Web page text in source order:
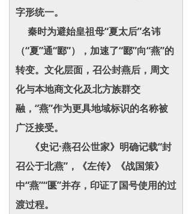
字形统一。
秦时为避始皇祖母“夏太后”名讳
（“夏”通“郾”），加速了“郾”向“燕”的
转变。文化层面，召公封燕后，周文
化与本地商文化及北方族群交
融，“燕”作为更具地域标识的名称被
广泛接受。
《史记·燕召公世家》明确记载“封
召公于北燕”，《左传》《战国策》
中“燕”“匽”并存，印证了国号使用的过
渡过程。